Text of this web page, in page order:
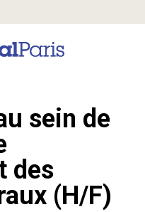
sein de
des
(H/F)